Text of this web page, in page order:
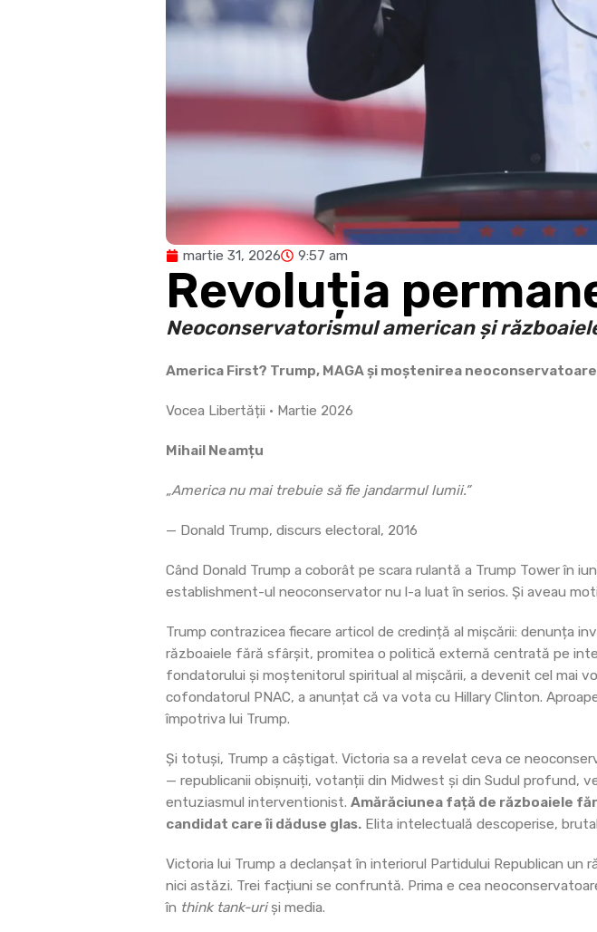
martie 31, 2026 9:57 am
Revoluția
Neoconservatorismul american și
America First? Trump, MAGA și moștenirea
Vocea Libertății • Martie 2026
Mihail Neamțu
„America nu mai trebuie să fie jandarmul lumii.”
— Donald Trump, discurs electoral, 2016
Când Donald Trump a coborât pe scara rulantă a Trump Tower în
establishment-ul neoconservator nu l-a luat în serios. Și aveau
Trump contrazicea fiecare articol de credință al mișcării: denunța
războaiele fără sfârșit, promitea o politică externă centrată pe
fondatorului și moștenitorul spiritual al mișcării, a devenit cel mai
cofondatorul PNAC, a anunțat că va vota cu Hillary Clinton.
împotriva lui Trump.
Și totuși, Trump a câștigat. Victoria sa a revelat ceva ce
— republicanii obișnuiți, votanții din Midwest și din Sudul profund,
entuziasmul interventionist.Amărăciunea față de războaiele
candidat care îi dăduse glas. Elita intelectuală descoperise,
Victoria lui Trump a declanșat în interiorul Partidului Republican un
nici astăzi. Trei facțiuni se confruntă. Prima e cea
în think tank-uriși media.